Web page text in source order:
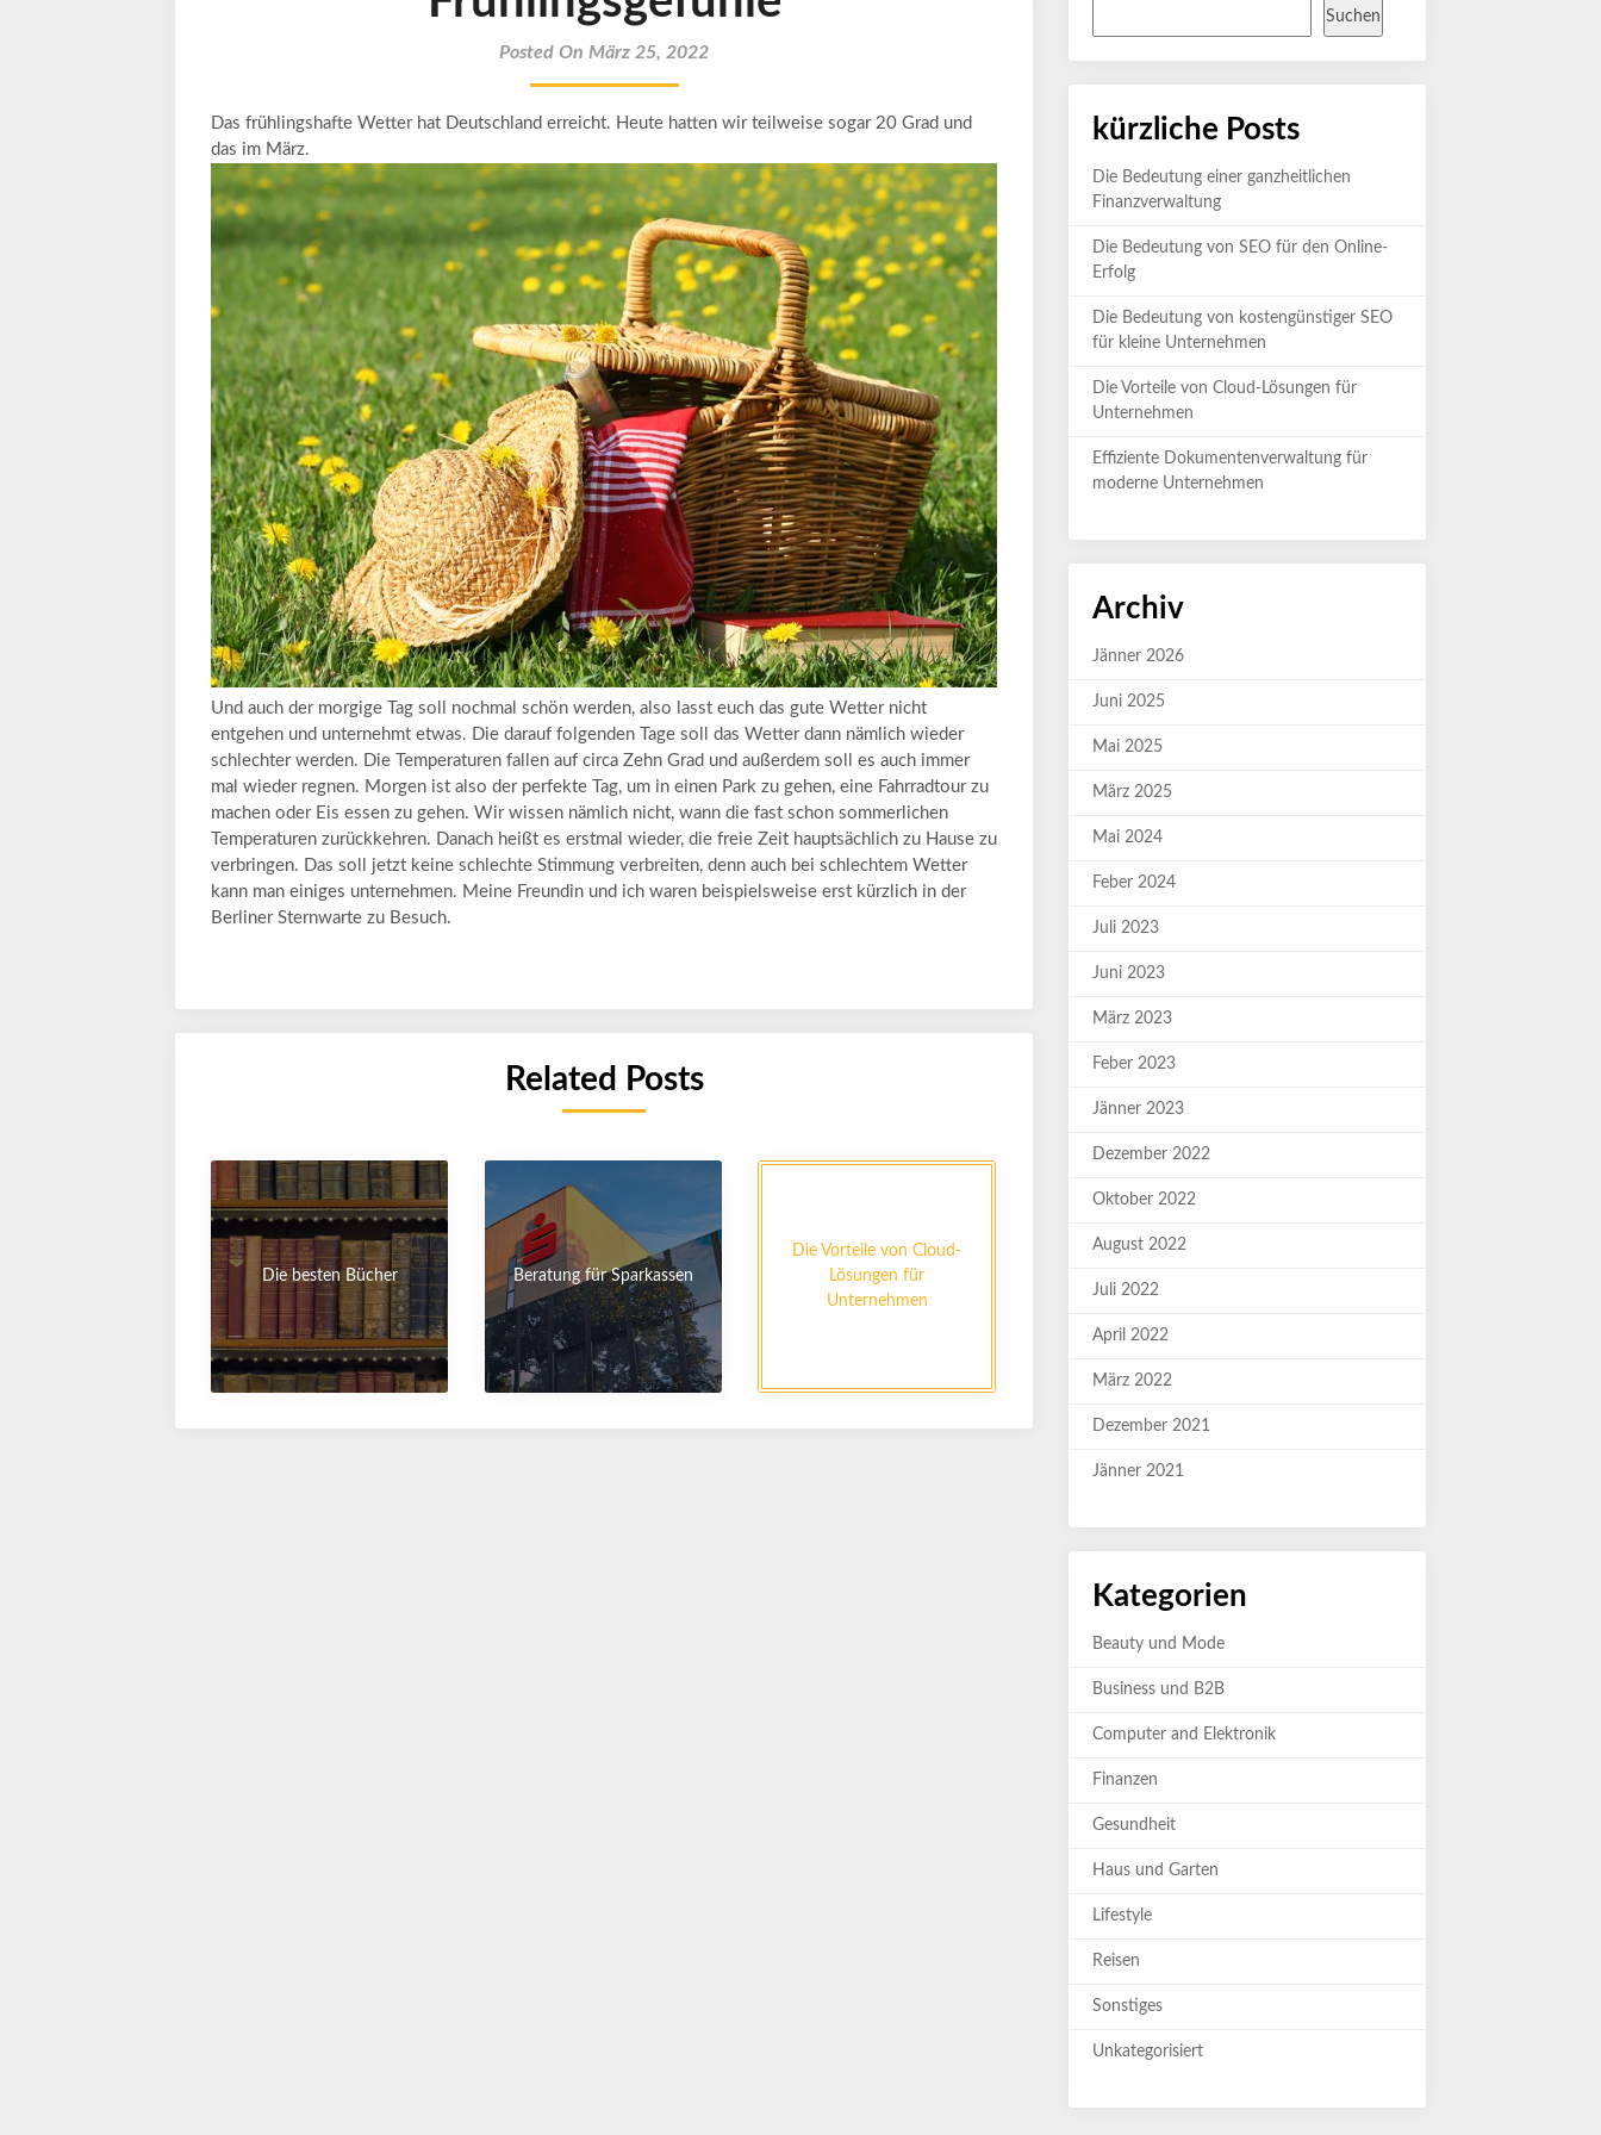
Posted On März 25, 2022
Das frühlingshafte Wetter hat Deutschland erreicht. Heute hatten wir teilweise sogar 20 Grad und
das im März.
Und auch der morgige Tag soll nochmal schön werden, also lasst euch das gute Wetter nicht
entgehen und unternehmt etwas. Die darauf folgenden Tage soll das Wetter dann nämlich wieder
schlechter werden. Die Temperaturen fallen auf circa Zehn Grad und außerdem soll es auch immer
mal wieder regnen. Morgen ist also der perfekte Tag, um in einen Park zu gehen, eine Fahrradtour zu
machen oder Eis essen zu gehen. Wir wissen nämlich nicht, wann die fast schon sommerlichen
Temperaturen zurückkehren. Danach heißt es erstmal wieder, die freie Zeit hauptsächlich zu Hause zu
verbringen. Das soll jetzt keine schlechte Stimmung verbreiten, denn auch bei schlechtem Wetter
kann man einiges unternehmen. Meine Freundin und ich waren beispielsweise erst kürzlich in der
Berliner Sternwarte zu Besuch.
Related Posts
Die besten Bücher Beratung für Sparkassen
Die Vorteile von Cloud-
Lösungen für
Unternehmen
Suchen
kürzliche Posts
Die Bedeutung einer ganzheitlichen
Finanzverwaltung
Die Bedeutung von SEO für den Online-
Erfolg
Die Bedeutung von kostengünstiger SEO
für kleine Unternehmen
Die Vorteile von Cloud-Lösungen für
Unternehmen
Effiziente Dokumentenverwaltung für
moderne Unternehmen
Archiv
Jänner 2026
Juni 2025
Mai 2025
März 2025
Mai 2024
Feber 2024
Juli 2023
Juni 2023
März 2023
Feber 2023
Jänner 2023
Dezember 2022
Oktober 2022
August 2022
Juli 2022
April 2022
März 2022
Dezember 2021
Jänner 2021
Kategorien
Beauty und Mode
Business und B2B
Computer and Elektronik
Finanzen
Gesundheit
Haus und Garten
Lifestyle
Reisen
Sonstiges
Unkategorisiert